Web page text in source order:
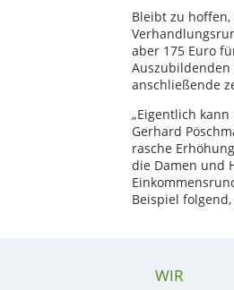
Bleibt zu
aber 175 Euro
anschließende
„Eigentlich
Gerhard
rasche
die Damen und
Beispiel
WIR